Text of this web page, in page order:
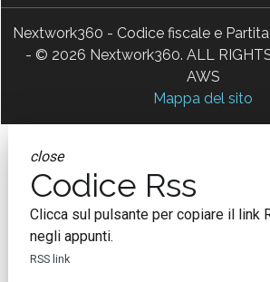
Nextwork360 - Codice fiscale e
- © 2026 Nextwork360. ALL RIGHTS
AWS
Mappa del sito
close
Codice Rss
Clicca sul pulsante per copiare il link
negli appunti.
RSS link